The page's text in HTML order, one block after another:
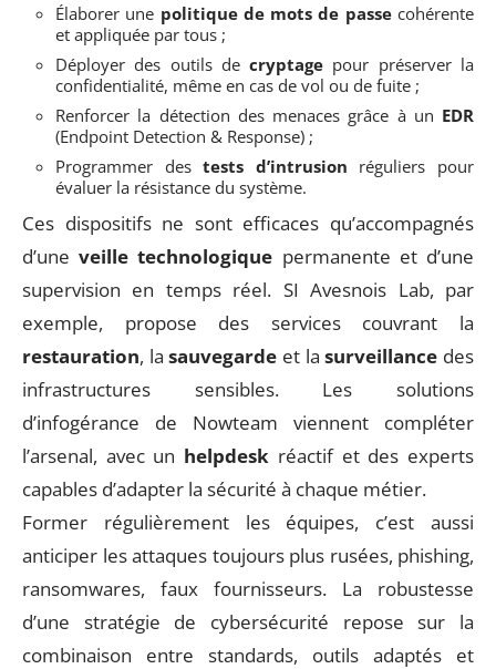
Élaborer une politique de mots de passecohérente
et appliquée par tous ;
Déployer des outils decryptage pour préserver la
confidentialité, même en cas de vol ou de fuite ;
Renforcer la détection des menaces grâce à un EDR
(Endpoint Detection & Response) ;
Programmer destests d’intrusion réguliers pour
évaluer la résistance du système.
Ces dispositifs ne sont efficaces qu’accompagnés
d’uneveille technologique permanente et d’une
supervision en temps réel. SI Avesnois Lab, par
exemple, propose des services couvrant la
restauration, lasauvegarde et lasurveillance des
infrastructures sensibles. Les solutions
d’infogérance de Nowteam viennent compléter
l’arsenal, avec un helpdesk réactif et des experts
capables d’adapter la sécurité à chaque métier.
Former régulièrement les équipes, c’est aussi
anticiper les attaques toujours plus rusées, phishing,
ransomwares, faux fournisseurs. La robustesse
d’une stratégie de cybersécurité repose sur la
combinaison entre standards, outils adaptés et